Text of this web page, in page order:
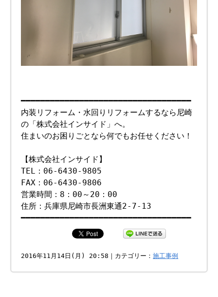
━━━━━━━━━━━━━━━━━━━━━━━━━━━━━━━━━━━
内装リフォーム・水回りリフォームするなら尼崎
の「株式会社インサイド」へ。
住まいのお困りごとなら何でもお任せください！
【株式会社インサイド】
TEL：06-6430-9805
FAX：06-6430-9806
営業時間：8：00～20：00
住所：兵庫県尼崎市長洲東通2-7-13
━━━━━━━━━━━━━━━━━━━━━━━━━━━━━━━━━━━
2016年11月14日(月) 20:58｜カテゴリー：施工事例